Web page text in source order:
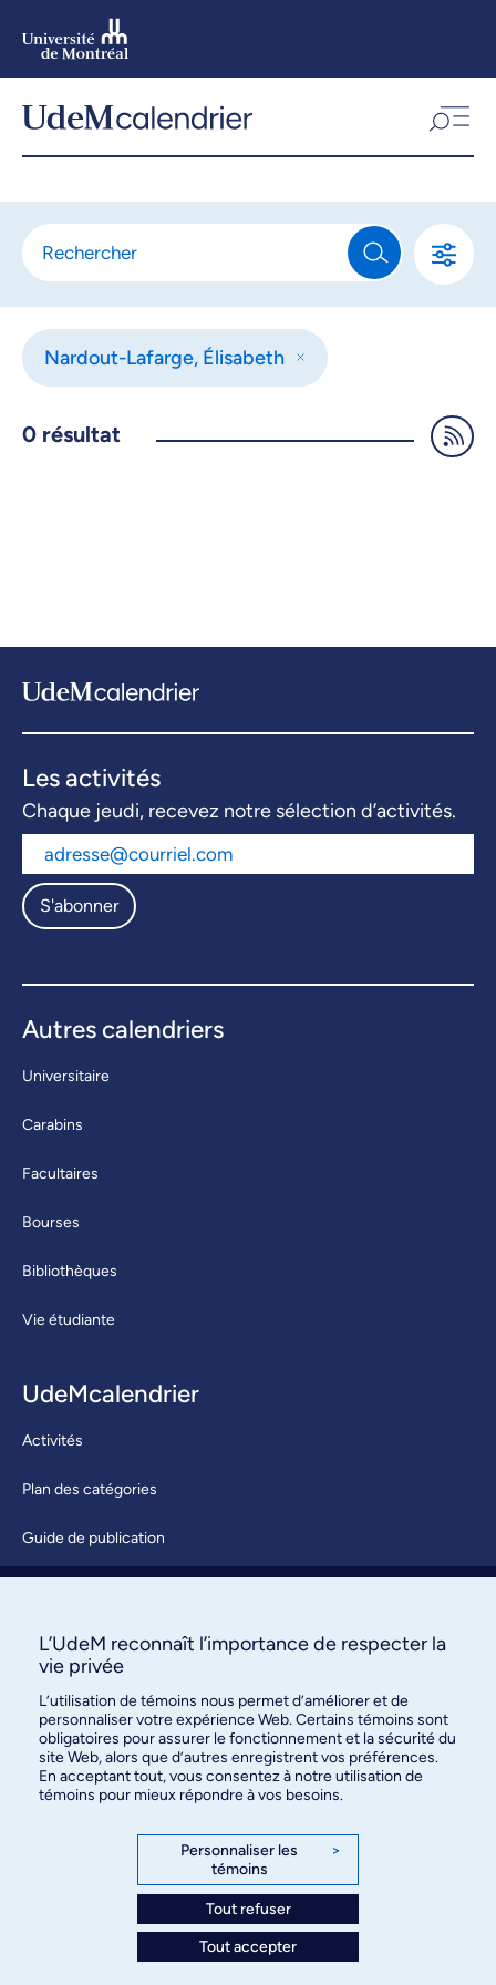
Aller
Nardout-Lafarge, Élisabeth
0 résultat
Les activités
Chaque jeudi, recevez notre sélection d’activités.
S'abonner
Autres calendriers
Universitaire
Carabins
Facultaires
Bourses
Bibliothèques
Vie étudiante
UdeMcalendrier
Activités
Plan des catégories
Guide de publication
À propos / Nous joindre
des relations publiques
3744, rue Jean-Brillant, bureau 490
Montréal (Québec) H3T 1P1
L’UdeM reconnaît l’importance de respecter la
vie privée
L’utilisation de témoins nous permet d’améliorer et de
personnaliser votre expérience Web. Certains témoins sont
obligatoires pour assurer le fonctionnement et la sécurité du
site Web, alors que d’autres enregistrent vos préférences.
En acceptant tout, vous consentez à notre utilisation de
témoins pour mieux répondre à vos besoins.
Personnaliser les
témoins
>
Tout refuser
Tout accepter